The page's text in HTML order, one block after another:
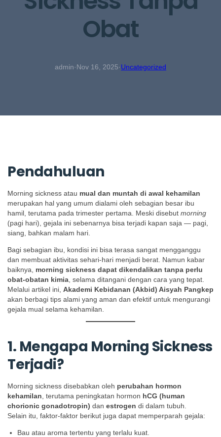
Obat
admin·Nov 16, 2025·Uncategorized
Pendahuluan
Morning sickness atau mual dan muntah di awal kehamilan
merupakan hal yang umum dialami oleh sebagian besar ibu
hamil, terutama pada trimester pertama. Meski disebut morning
(pagi hari), gejala ini sebenarnya bisa terjadi kapan saja — pagi,
siang, bahkan malam hari.
Bagi sebagian ibu, kondisi ini bisa terasa sangat mengganggu
dan membuat aktivitas sehari-hari menjadi berat. Namun kabar
baiknya, morning sickness dapat dikendalikan tanpa perlu
obat-obatan kimia , selama ditangani dengan cara yang tepat.
Melalui artikel ini, Akademi Kebidanan (Akbid) Aisyah Pangkep
akan berbagi tips alami yang aman dan efektif untuk mengurangi
gejala mual selama kehamilan.
1. Mengapa Morning Sickness
Terjadi?
Morning sickness disebabkan oleh perubahan hormon
kehamilan , terutama peningkatan hormon hCG (human
chorionic gonadotropin) dan estrogen di dalam tubuh.
Selain itu, faktor-faktor berikut juga dapat memperparah gejala:
Bau atau aroma tertentu yang terlalu kuat.